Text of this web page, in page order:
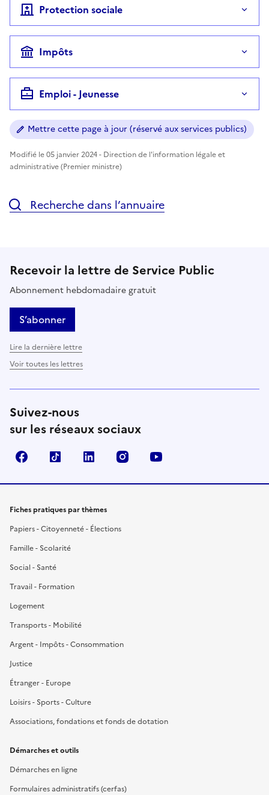
Protection sociale
Impôts
Emploi - Jeunesse
Mettre cette page à jour (réservé aux services publics)
Modifié le 05 janvier 2024 - Direction de l'information légale et
administrative (Premier ministre)
Recherche dans l’annuaire
Recevoir la lettre de Service Public
Abonnement hebdomadaire gratuit
S’abonner
Lire la dernière lettre
Voir toutes les lettres
Suivez-nous
sur les réseaux sociaux
FacebookTikTok LinkedIn Instagram
Fiches pratiques par thèmes
Papiers - Citoyenneté - Élections
Famille - Scolarité
Social - Santé
Travail - Formation
Logement
Transports - Mobilité
Argent - Impôts - Consommation
Justice
Étranger - Europe
Loisirs - Sports - Culture
Associations, fondations et fonds de dotation
Démarches et outils
Démarches en ligne
Formulaires administratifs (cerfas)